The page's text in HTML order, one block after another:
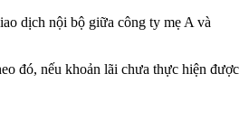
dịch nội bộ giữa công ty mẹ A và
đó, nếu khoản lãi chưa thực hiện được